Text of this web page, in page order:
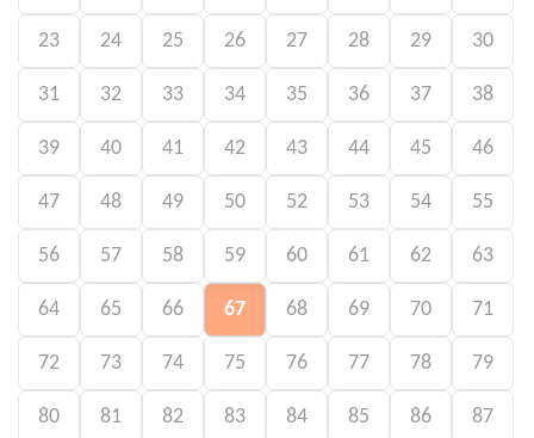
23 24 25 26 27 28 29 30
31 32 33 34 35 36 37 38
39 40 41 42 43 44 45 46
47 48 49 50 52 53 54 55
56 57 58 59 60 61 62 63
64 65 66 67 68 69 70 71
72 73 74 75 76 77 78 79
80 81 82 83 84 85 86 87